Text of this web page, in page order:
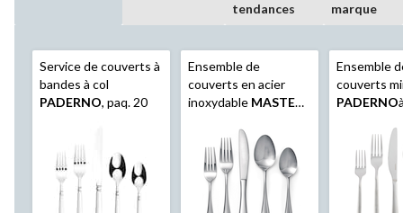
tendances
marque
Service de couverts à
bandes à col
PADERNO, paq. 20
Ensemble de
couverts en acier
inoxydable MASTER
personnes, 20 pièces
Ensemble
couverts
PADERNO
12